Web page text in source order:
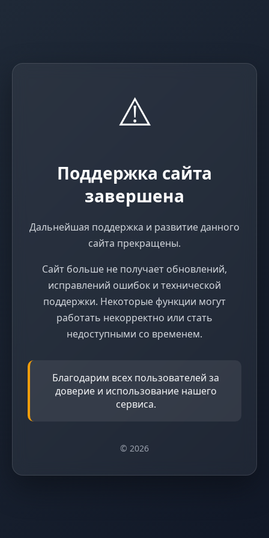
⚠️
Поддержка сайта
завершена
Дальнейшая поддержка и развитие данного
сайта прекращены.
Сайт больше не получает обновлений,
исправлений ошибок и технической
поддержки. Некоторые функции могут
работать некорректно или стать
недоступными со временем.
Благодарим всех пользователей за
доверие и использование нашего
сервиса.
© 2026